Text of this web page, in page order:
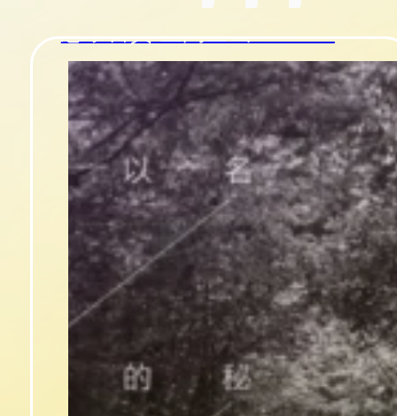
忠泰百貨 空間企画 Théière